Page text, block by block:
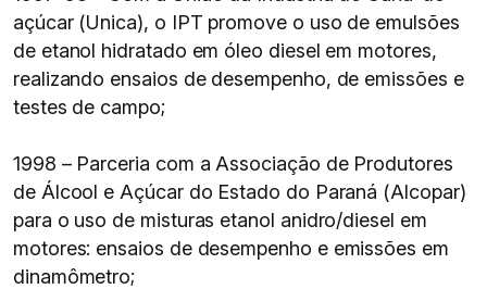
açúcar (Unica), o IPT promove o uso de emulsões
de etanol hidratado em óleo diesel em motores,
realizando ensaios de desempenho, de emissões e
testes de campo;
1998 – Parceria com a Associação de Produtores
de Álcool e Açúcar do Estado do Paraná (Alcopar)
para o uso de misturas etanol anidro/diesel em
motores: ensaios de desempenho e emissões em
dinamômetro;